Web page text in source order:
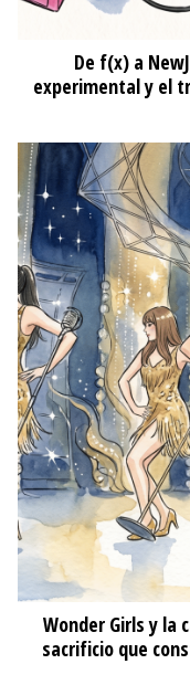
De f(x) a
experimental y el
Wonder Girls y la
sacrificio que